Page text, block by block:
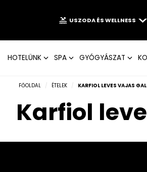
USZODA ÉS WELLNESS
HOTELÜNK SPA GYÓGYÁSZAT
FŐOLDAL / ÉTELEK / KARFIOL LEVES VAJAS
Karfiol